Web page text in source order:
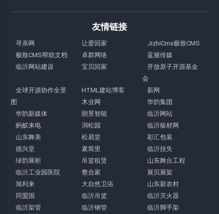
友情链接
寻亲网 让爱回家
JizhiCms极致CMS
极致CMS帮助文档
卓群网络
蓝黛传媒
临沂网站建设
宝贝回家
开放原子开源基金
会
全球开源协作全景
图
HTML建站博客
新网
木业网
华韵集团
华韵新媒体
朗景智能
临沂网站
蚂蚁来电
润松园
临沂板材网
山东舞美
松易堂
彩汇包装
德兴堂
素简里
临沂挂失
绿韵展柜
吊篮租赁
山东舞台工程
临沂工业园医院
整合家
展贝展架
旭利来
大自然卫浴
山东新农村
同盟国
临沂吊篮
临沂灭火器
临沂架管
临沂钢管
临沂脚手架